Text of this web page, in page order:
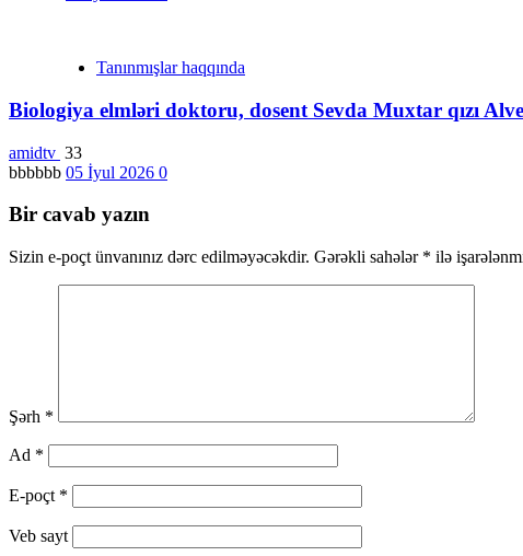
Tanınmışlar haqqında
Biologiya elmləri doktoru, dosent Sevda Muxtar qızı
amidtv 33
bbbbbb 05 İyul 2026 0
Bir cavab yazın
Sizin e-poçt ünvanınız dərc edilməyəcəkdir. Gərəkli sahələr * ilə
Şərh *
Ad *
E-poçt *
Veb sayt